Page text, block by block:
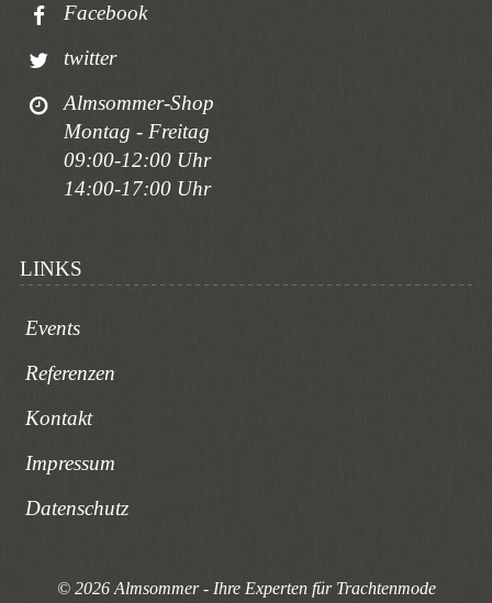
Facebook
twitter
Almsommer-Shop
Montag - Freitag
09:00-12:00 Uhr
14:00-17:00 Uhr
LINKS
Events
Referenzen
Kontakt
Impressum
Datenschutz
© 2026 Almsommer - Ihre Experten für Trachtenmode